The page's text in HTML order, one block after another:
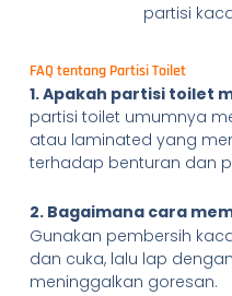
partisi
FAQ tentang Partisi Toilet
1. Apakah partisi toilet
partisi toilet umumnya
atau laminated yang
terhadap benturan dan
2. Bagaimana cara
Gunakan pembersih
dan cuka, lalu lap
meninggalkan goresan.